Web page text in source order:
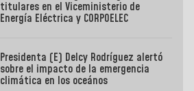
titulares en el Viceministerio de
Energía Eléctrica y CORPOELEC
Presidenta (E) Delcy Rodríguez alertó
sobre el impacto de la emergencia
climática en los oceános